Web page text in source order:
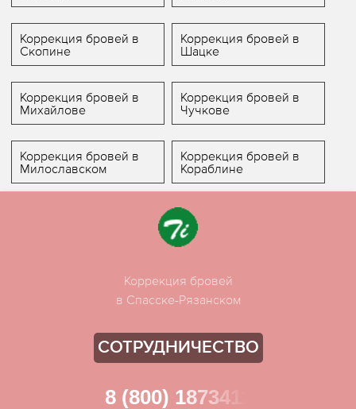
Коррекция бровей в
Скопине
Коррекция бровей в
Шацке
Коррекция бровей в
Михайлове
Коррекция бровей в
Чучкове
Коррекция бровей в
Милославском
Коррекция бровей в
Кораблине
Коррекция бровей
в Спасске-Рязанском
СОТРУДНИЧЕСТВО
8 (800) 1873411